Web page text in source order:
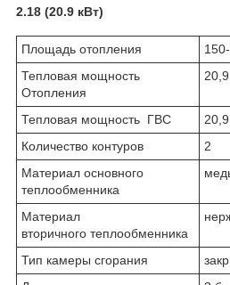
2.18 (20.9 кВт)
Площадь отопления
Тепловая мощность
Отопления
Тепловая мощность ГВС
Количество контуров
2
Материал основного
теплообменника
Материал
вторичного теплообменника
Тип камеры сгорания